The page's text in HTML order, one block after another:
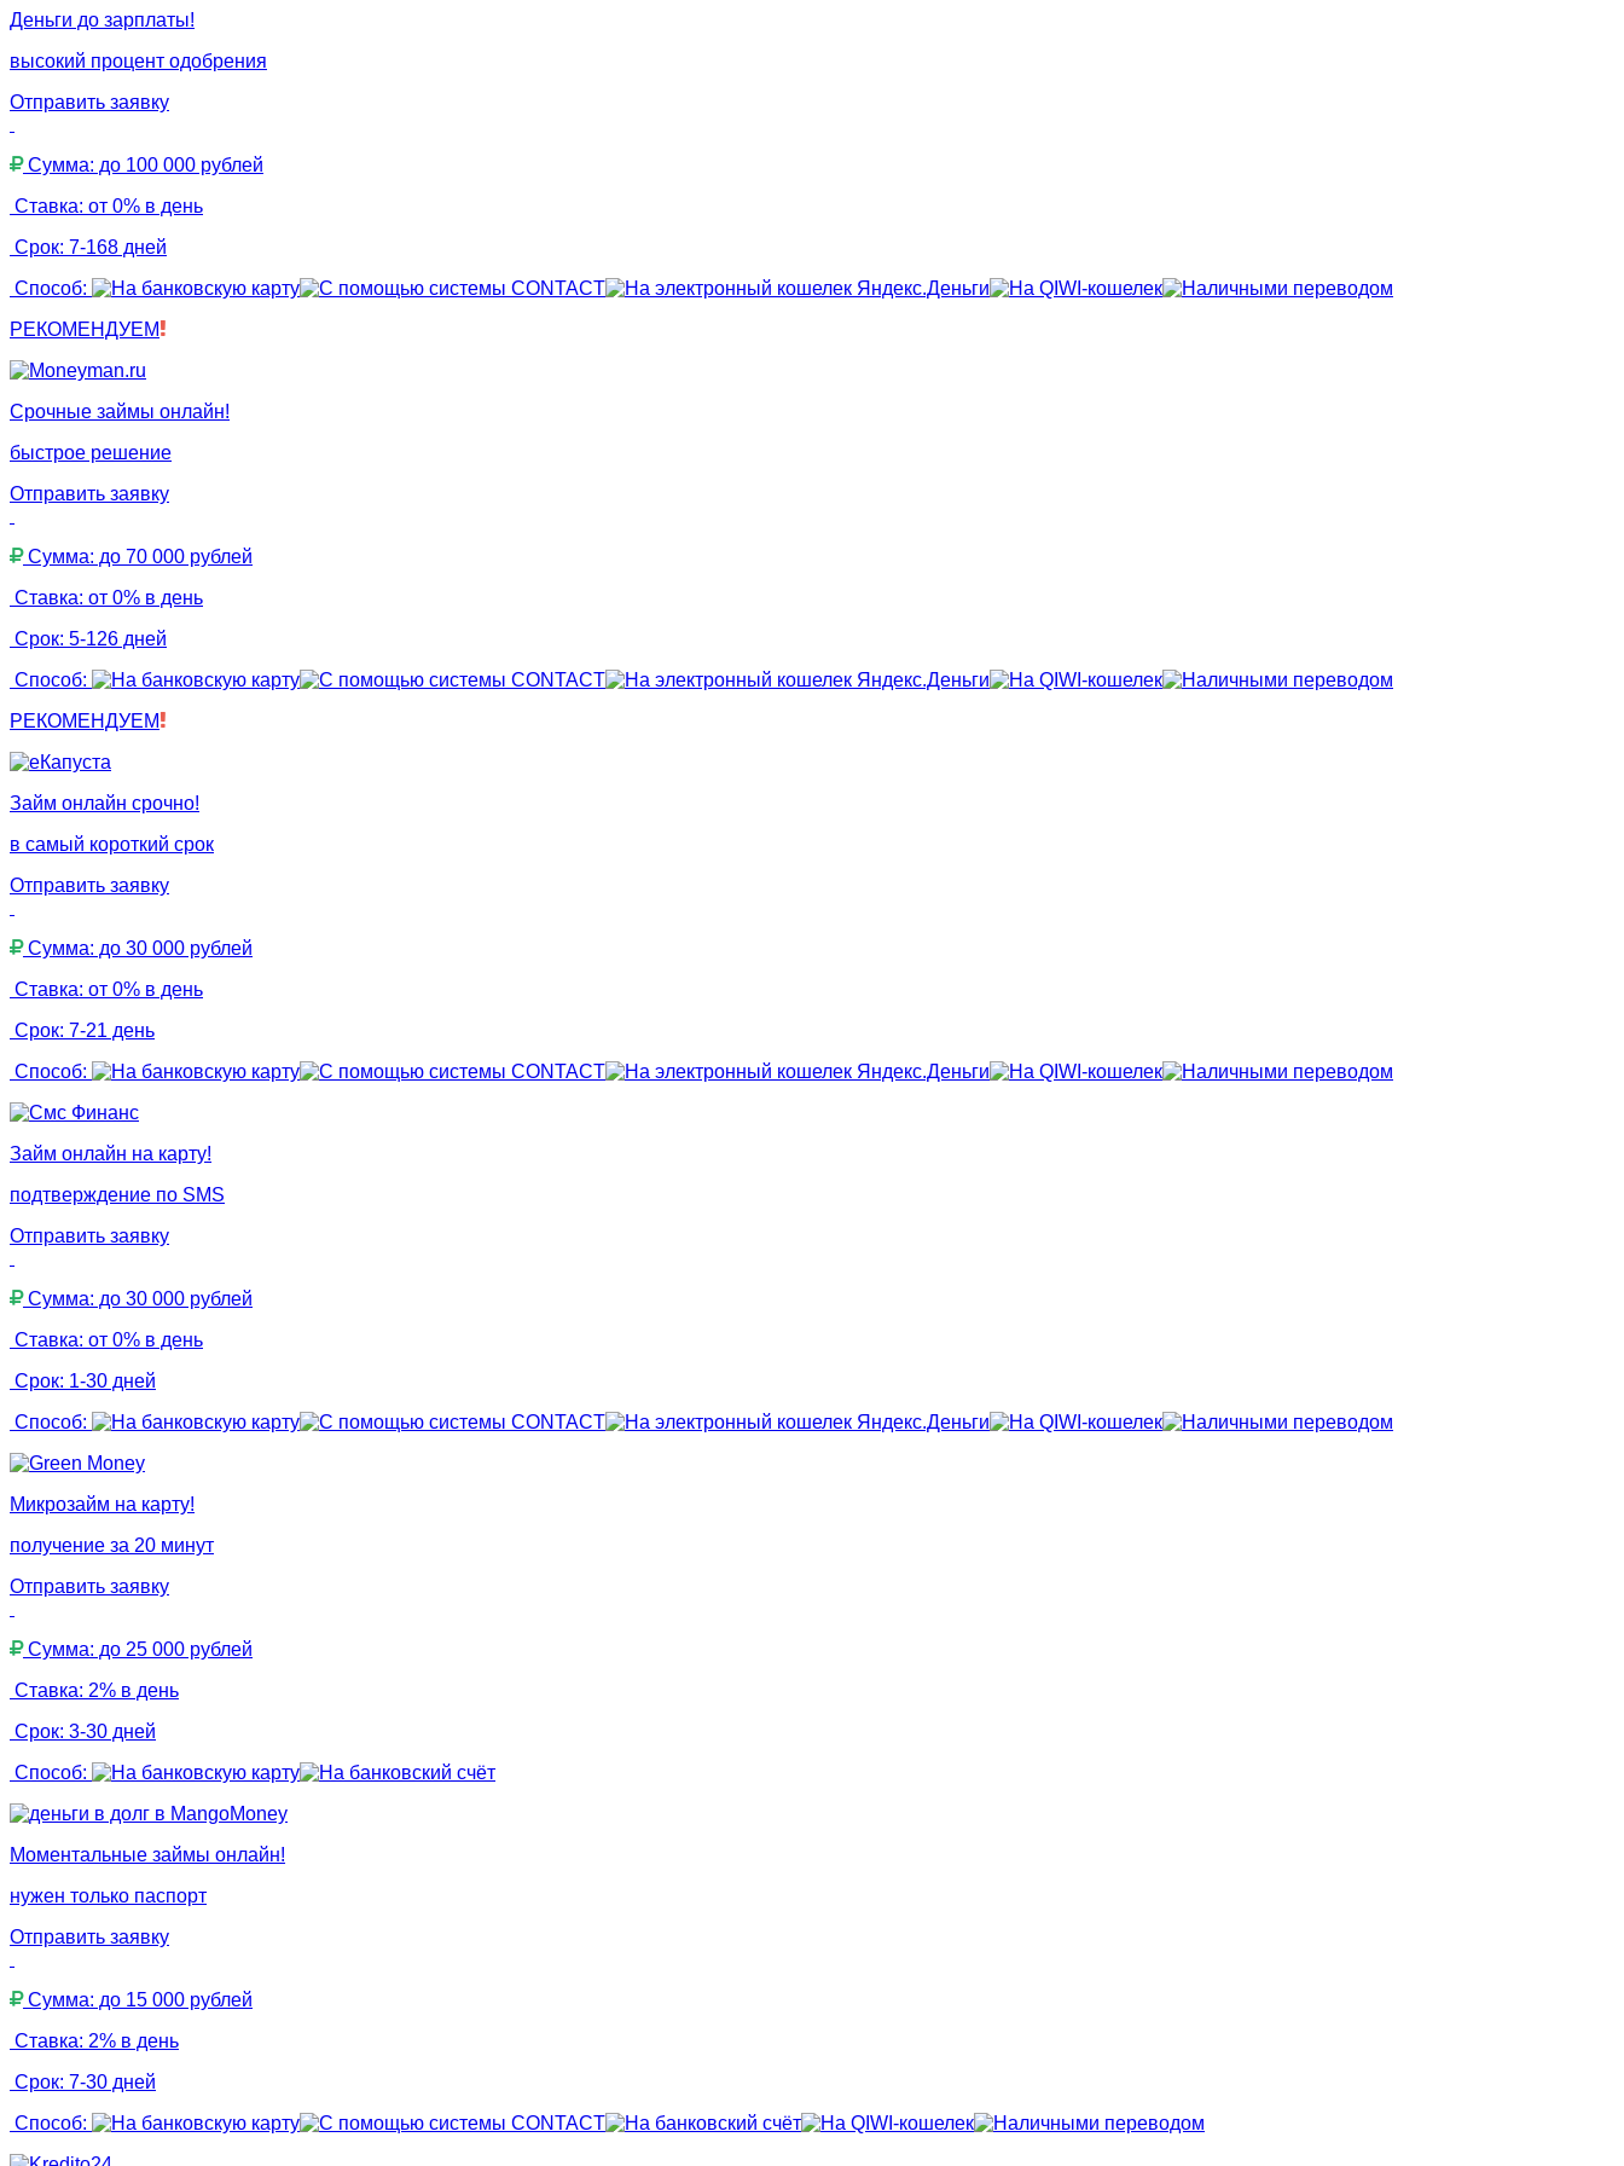
Деньги до зарплаты!
высокий процент одобрения
Отправить заявку
Сумма: до 100 000 рублей
Ставка: от 0% в день
Срок: 7-168 дней
Способ:
РЕКОМЕНДУЕМ
Срочные займы онлайн!
быстрое решение
Отправить заявку
Сумма: до 70 000 рублей
Ставка: от 0% в день
Срок: 5-126 дней
Способ:
РЕКОМЕНДУЕМ
Займ онлайн срочно!
в самый короткий срок
Отправить заявку
Сумма: до 30 000 рублей
Ставка: от 0% в день
Срок: 7-21 день
Способ:
Займ онлайн на карту!
подтверждение по SMS
Отправить заявку
Сумма: до 30 000 рублей
Ставка: от 0% в день
Срок: 1-30 дней
Способ:
Микрозайм на карту!
получение за 20 минут
Отправить заявку
Сумма: до 25 000 рублей
Ставка: 2% в день
Срок: 3-30 дней
Способ:
Моментальные займы онлайн!
нужен только паспорт
Отправить заявку
Сумма: до 15 000 рублей
Ставка: 2% в день
Срок: 7-30 дней
Способ: